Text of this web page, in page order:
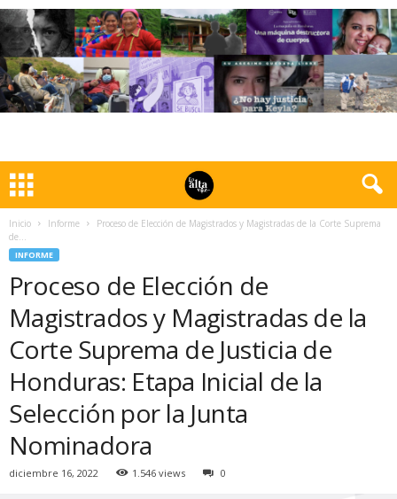
Inicio Informe
Proceso de Elección de Magistrados y Magistradas de la Corte Suprema
de...
INFORME
Proceso de Elección de
Magistrados y Magistradas de la
Corte Suprema de Justicia de
Honduras: Etapa Inicial de la
Selección por la Junta
Nominadora
diciembre 16, 2022 1.546 views 0